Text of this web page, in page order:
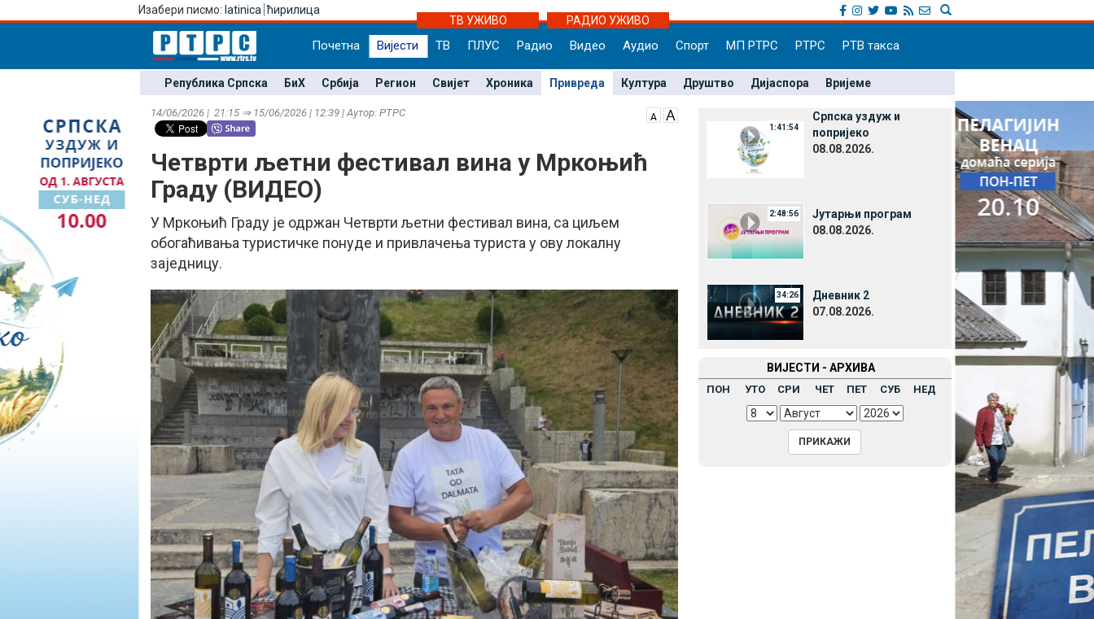
Изабери писмо: latinica ћирилица
ТВ УЖИВО
РАДИО УЖИВО
Почетна Вијести ТВ ПЛУС Радио Видео Аудио Спорт МП РТРС РТРС РТВ такса
Република Српска БиХ Србија Регион Свијет Хроника Привреда Култура Друштво Дијаспора Вријеме
14/06/2026 | 21:15 ⇒ 15/06/2026 | 12:39 | Аутор: РТРС
Четврти љетни фестивал вина у Мркоњић
Граду (ВИДЕО)
У Мркоњић Граду је одржан Четврти љетни фестивал вина, са циљем
обогаћивања туристичке понуде и привлачења туриста у ову локалну
заједницу.
1:41:54
Српска уздуж и
попријеко
08.08.2026.
2:48:56
Јутарњи програм
08.08.2026.
34:26
Дневник 2
07.08.2026.
ВИЈЕСТИ - АРХИВА
ПОН УТО СРИ ЧЕТ ПЕТ СУБ НЕД